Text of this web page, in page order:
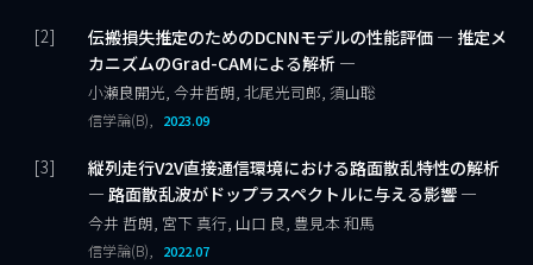
伝搬損失推定のためのDCNNモデルの性能評価 ― 推定メ
カニズムのGrad-CAMによる解析 ―
小瀬良開光, 今井哲朗, 北尾光司郎, 須山聡
信学論(B), 2023.09
縦列走行V2V直接通信環境における路面散乱特性の解析
― 路面散乱波がドップラスペクトルに与える影響 ―
今井 哲朗, 宮下 真行, 山口 良, 豊見本 和馬
信学論(B), 2022.07